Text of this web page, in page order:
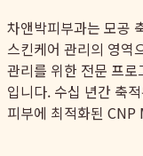
차앤박피부과는 모공
스킨케어 관리의 영역
관리를 위한 전문 프
입니다. 수십 년간 축
피부에 최적화된 CNP